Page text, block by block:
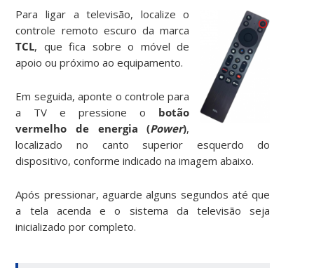
Para ligar a televisão, localize o
controle remoto escuro da marca
TCL, que fica sobre o móvel de
apoio ou próximo ao equipamento.
Em seguida, aponte o controle para
a TV e pressione o botão
vermelho de energia (Power),
localizado no canto superior esquerdo do
dispositivo, conforme indicado na imagem abaixo.
Após pressionar, aguarde alguns segundos até que
a tela acenda e o sistema da televisão seja
inicializado por completo.